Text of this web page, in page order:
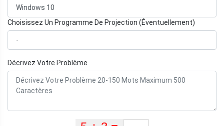
Choisissez Un Programme De Projection (Éventuellement)
Décrivez Votre Problème